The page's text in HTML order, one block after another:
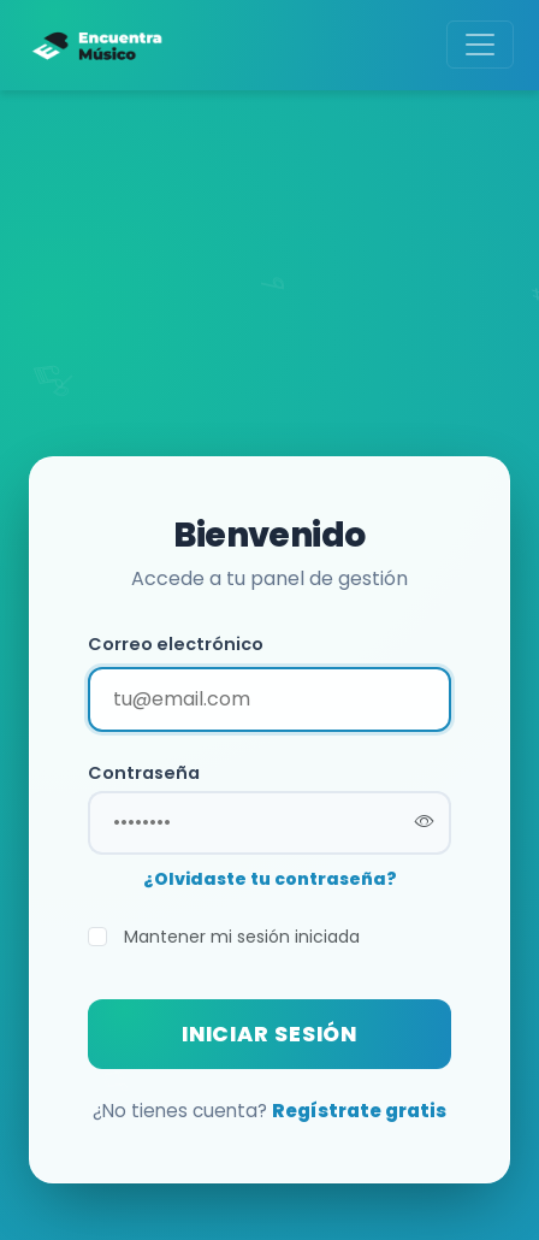
Bienvenido
Accede a tu panel de gestión
Correo electrónico
Contraseña
¿Olvidaste tu contraseña?
Mantener mi sesión iniciada
INICIAR SESIÓN
¿No tienes cuenta? Regístrate gratis